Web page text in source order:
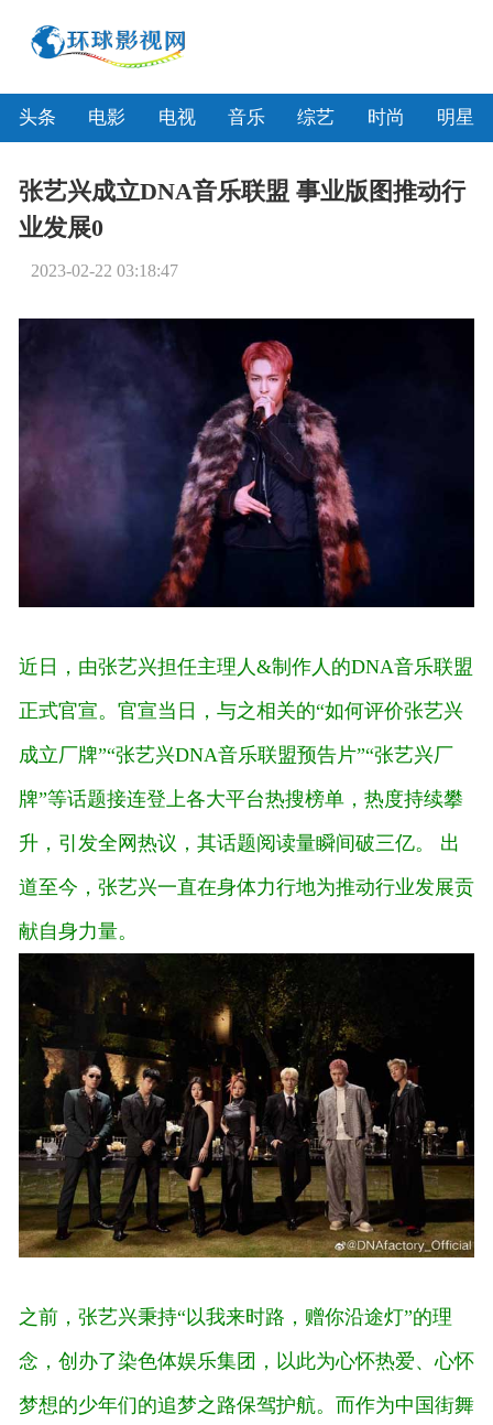
头条 电影 电视 音乐 综艺 时尚 明星
张艺兴成立DNA音乐联盟 事业版图推动行
业发展0
2023-02-22 03:18:47
近日，由张艺兴担任主理人&制作人的DNA音乐联盟
正式官宣。官宣当日，与之相关的“如何评价张艺兴
成立厂牌”“张艺兴DNA音乐联盟预告片”“张艺兴厂
牌”等话题接连登上各大平台热搜榜单，热度持续攀
升，引发全网热议，其话题阅读量瞬间破三亿。
出
道至今，张艺兴一直在身体力行地为推动行业发展贡
献自身力量。
之前，张艺兴秉持“以我来时路，赠你沿途灯”的理
念，创办了染色体娱乐集团，以此为心怀热爱、心怀
梦想的少年们的追梦之路保驾护航。而作为中国街舞